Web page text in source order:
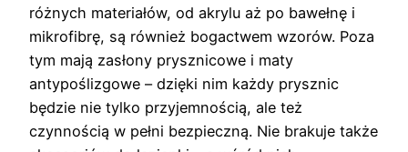
różnych materiałów, od akrylu aż po bawełnę i
mikrofibrę, są również bogactwem wzorów. Poza
tym mają zasłony prysznicowe i maty
antypoślizgowe – dzięki nim każdy prysznic
będzie nie tylko przyjemnością, ale też
czynnością w pełni bezpieczną. Nie brakuje także